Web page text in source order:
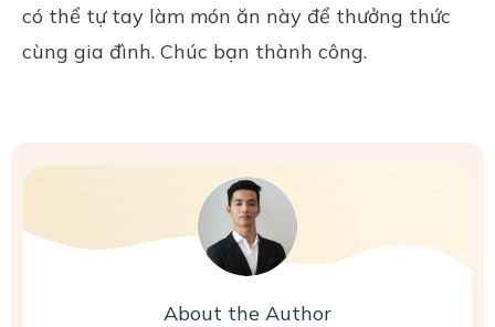
có thể tự tay làm món ăn này để thưởng thức
cùng gia đình. Chúc bạn thành công.
About the Author